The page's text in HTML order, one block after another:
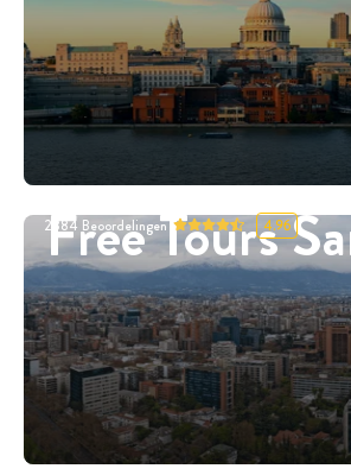
Free Tours
2884 Beoordelingen 4.96